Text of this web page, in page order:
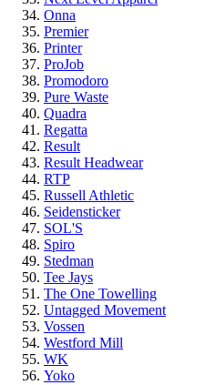
Onna
Premier
Printer
ProJob
Promodoro
Pure Waste
Quadra
Regatta
Result
Result Headwear
RTP
Russell Athletic
Seidensticker
SOL'S
Spiro
Stedman
Tee Jays
The One Towelling
Untagged Movement
Vossen
Westford Mill
WK
Yoko